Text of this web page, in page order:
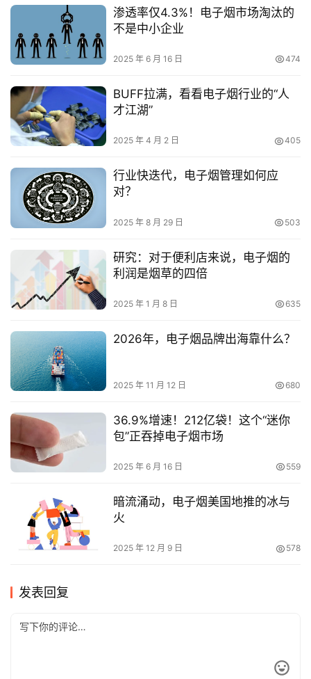
渗透率仅4.3%！电子烟市场淘汰的
不是中小企业
2025 年 6 月 16 日 474
BUFF拉满，看看电子烟行业的“人
才江湖”
2025 年 4 月 2 日 405
行业快迭代，电子烟管理如何应
对？
2025 年 8 月 29 日 503
研究：对于便利店来说，电子烟的
利润是烟草的四倍
2025 年 1 月 8 日 635
2026年，电子烟品牌出海靠什么？
2025 年 11 月 12 日 680
36.9%增速！212亿袋！这个“迷你
包”正吞掉电子烟市场
2025 年 6 月 16 日 559
暗流涌动，电子烟美国地推的冰与
火
2025 年 12 月 9 日 578
发表回复